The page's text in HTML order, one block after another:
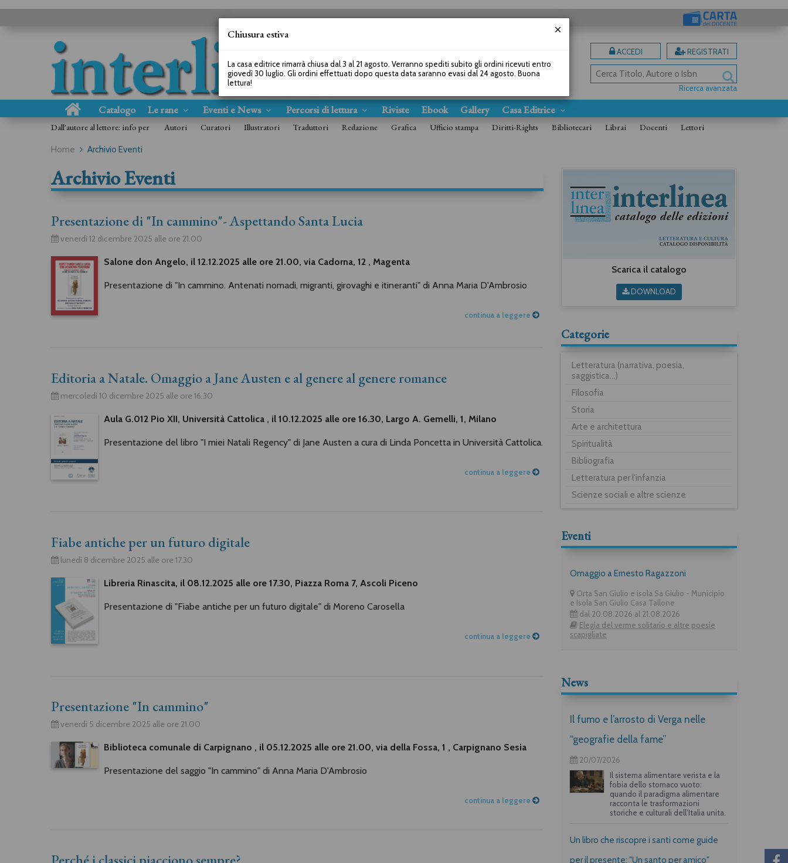
ACCEDI REGISTRATI
Ricerca avanzata
Catalogo Le rane Eventi e News Percorsi di lettura Riviste Ebook Gallery Casa Editrice
Dall'autore al lettore: info per Autori Curatori Illustratori Traduttori Redazione Grafica Ufficio stampa Diritti-Rights Bibliotecari Librai Docenti Lettori
Home Archivio Eventi
Archivio Eventi
Presentazione di "In cammino"- Aspettando Santa Lucia
venerdì 12 dicembre 2025 alle ore 21.00
Salone don Angelo, il 12.12.2025 alle ore 21.00, via Cadorna, 12 , Magenta
Presentazione di "In cammino. Antenati nomadi, migranti, girovaghi e itineranti" di Anna Maria D'Ambrosio
continua a leggere
Editoria a Natale. Omaggio a Jane Austen e al genere al genere romance
mercoledì 10 dicembre 2025 alle ore 16.30
Aula G.012 Pio XII, Università Cattolica , il 10.12.2025 alle ore 16.30, Largo A. Gemelli, 1, Milano
Presentazione del libro "I miei Natali Regency" di Jane Austen a cura di Linda Poncetta in Università Cattolica.
continua a leggere
Fiabe antiche per un futuro digitale
lunedì 8 dicembre 2025 alle ore 17.30
Libreria Rinascita, il 08.12.2025 alle ore 17.30, Piazza Roma 7, Ascoli Piceno
Presentazione di "Fiabe antiche per un futuro digitale" di Moreno Carosella
continua a leggere
Presentazione "In cammino"
venerdì 5 dicembre 2025 alle ore 21.00
Biblioteca comunale di Carpignano , il 05.12.2025 alle ore 21.00, via della Fossa, 1 , Carpignano Sesia
Presentazione del saggio "In cammino" di Anna Maria D'Ambrosio
continua a leggere
Scarica il catalogo
DOWNLOAD
Categorie
Letteratura (narrativa, poesia,
saggistica...)
Filosofia
Storia
Arte e architettura
Spiritualità
Bibliografia
Letteratura per l'infanzia
Scienze sociali e altre scienze
Eventi
Omaggio a Ernesto Ragazzoni
Orta San Giulio e isola Sa Giulio - Municipio
e Isola San Giulio Casa Tallone
dal 20.08.2026 al 21.08.2026
Elegia del verme solitario e altre poesie
scapigliate
News
Il fumo e l’arrosto di Verga nelle
“geografie della fame”
20/07/2026
Il sistema alimentare verista e la
fobia dello stomaco vuoto:
quando il paradigma alimentare
racconta le trasformazioni
storiche e culturali dell’Italia unita.
Un libro che riscopre i santi come guide
per il presente: "Un santo per amico"
Chiusura estiva
La casa editrice rimarrà chiusa dal 3 al 21 agosto. Verranno spediti subito gli ordini ricevuti entro
giovedì 30 luglio. Gli ordini effettuati dopo questa data saranno evasi dal 24 agosto. Buona
lettura!